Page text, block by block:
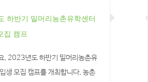
하반기 밀머리농촌유학센터
집 캠프
. 2023년도 하반기 밀머리농촌유
생 모집 캠프를 개최합니다. 농촌